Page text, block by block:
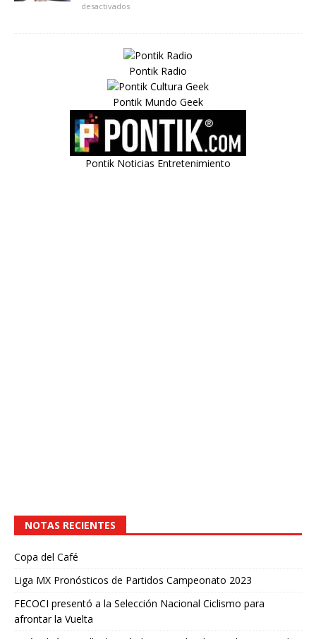
desactivados
Pontik Radio
Pontik Mundo Geek
Pontik Noticias Entretenimiento
NOTAS RECIENTES
Copa del Café
Liga MX Pronósticos de Partidos Campeonato 2023
FECOCI presentó a la Selección Nacional Ciclismo para
afrontar la Vuelta